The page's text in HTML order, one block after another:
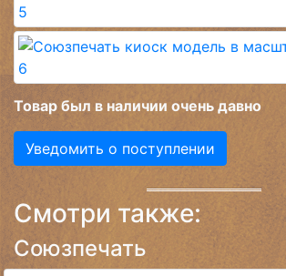
Товар был в наличии очень давно
Уведомить о поступлении
Смотри также:
Союзпечать